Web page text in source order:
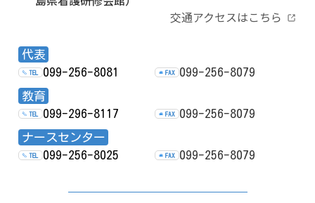
交通アクセスはこちら
代表
TEL 099-256-8081 FAX
099-256-8079
教育
TEL 099-296-8117 FAX
099-256-8079
ナースセンター
TEL 099-256-8025 FAX 099-256-8079